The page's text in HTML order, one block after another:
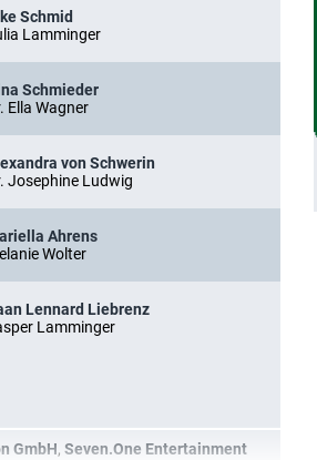
Schmid
Lamminger
Schmieder
Ella Wagner
von Schwerin
Josephine Ludwig
Ahrens
Wolter
Lennard Liebrenz
Lamminger
GmbH, Seven.One Entertainment